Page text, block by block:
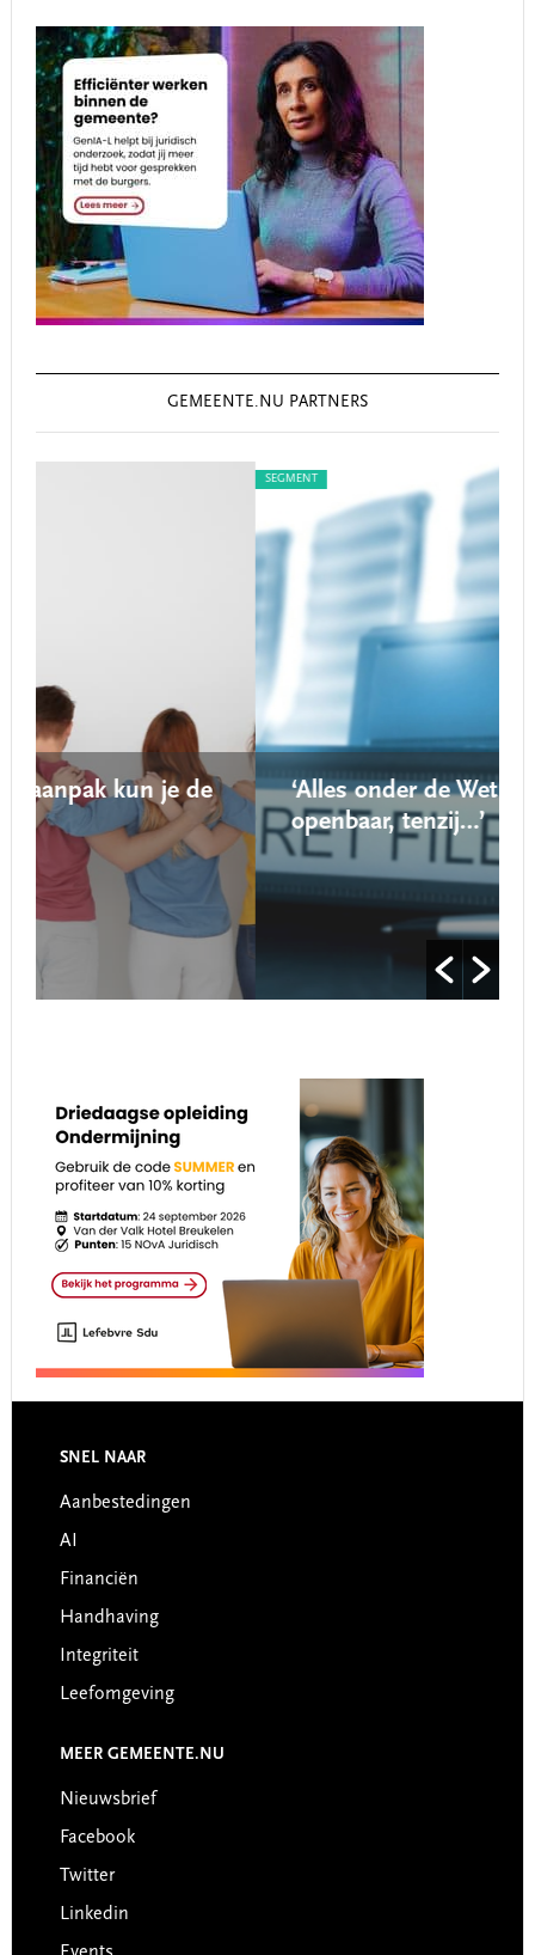
GEMEENTE.NU PARTNERS
‘Alles onder de Wet open overheid is
openbaar, tenzij…’
Footer
SNEL NAAR
Aanbestedingen
AI
Financiën
Handhaving
Integriteit
Leefomgeving
MEER GEMEENTE.NU
Nieuwsbrief
Facebook
Twitter
Linkedin